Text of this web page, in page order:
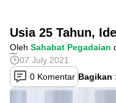
Usia 25 Tahun,
Oleh Sahabat Pegadaian
07 July 2021
0 Komentar Bagikan